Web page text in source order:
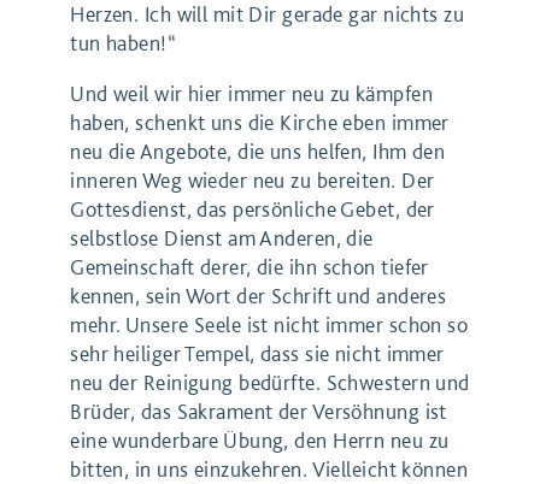
Herzen. Ich will mit Dir gerade gar nichts zu
tun haben!“
Und weil wir hier immer neu zu kämpfen
haben, schenkt uns die Kirche eben immer
neu die Angebote, die uns helfen, Ihm den
inneren Weg wieder neu zu bereiten. Der
Gottesdienst, das persönliche Gebet, der
selbstlose Dienst am Anderen, die
Gemeinschaft derer, die ihn schon tiefer
kennen, sein Wort der Schrift und anderes
mehr. Unsere Seele ist nicht immer schon so
sehr heiliger Tempel, dass sie nicht immer
neu der Reinigung bedürfte. Schwestern und
Brüder, das Sakrament der Versöhnung ist
eine wunderbare Übung, den Herrn neu zu
bitten, in uns einzukehren. Vielleicht können